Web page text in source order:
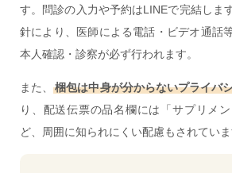
す。問診の入力や予約はLINEで完結しま
針により、医師による電話・ビデオ通話
本人確認・診察が必ず行われます。
また、梱包は中身が分からないプライバ
り、配送伝票の品名欄には「サプリメ
ど、周囲に知られにくい配慮もされていま